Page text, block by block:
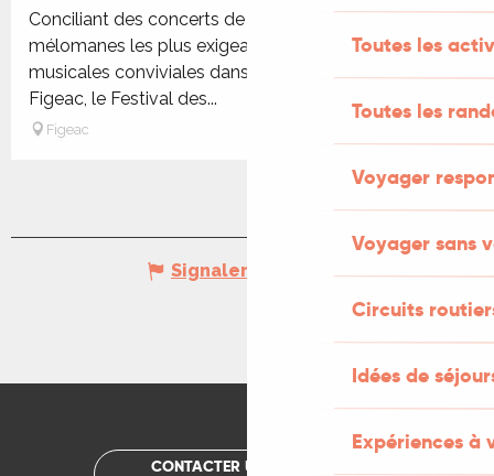
Toutes les
Toutes les
Voyager
Voyager sans
Circuits
Idées de
Expériences à
Conciliant des concerts de nature à satisfaire les
mélomanes les plus exigeants et des soirées
musicales conviviales dans des villages autour de
Figeac, le Festival des...
Figeac
Signaler une erreur
CONTACTER UN OFFICE DE